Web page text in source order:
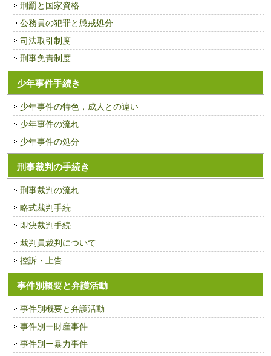
刑罰と国家資格
公務員の犯罪と懲戒処分
司法取引制度
刑事免責制度
少年事件手続き
少年事件の特色，成人との違い
少年事件の流れ
少年事件の処分
刑事裁判の手続き
刑事裁判の流れ
略式裁判手続
即決裁判手続
裁判員裁判について
控訴・上告
事件別概要と弁護活動
事件別概要と弁護活動
事件別ー財産事件
事件別ー暴力事件